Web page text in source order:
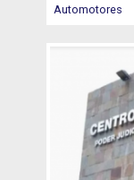
Automotores